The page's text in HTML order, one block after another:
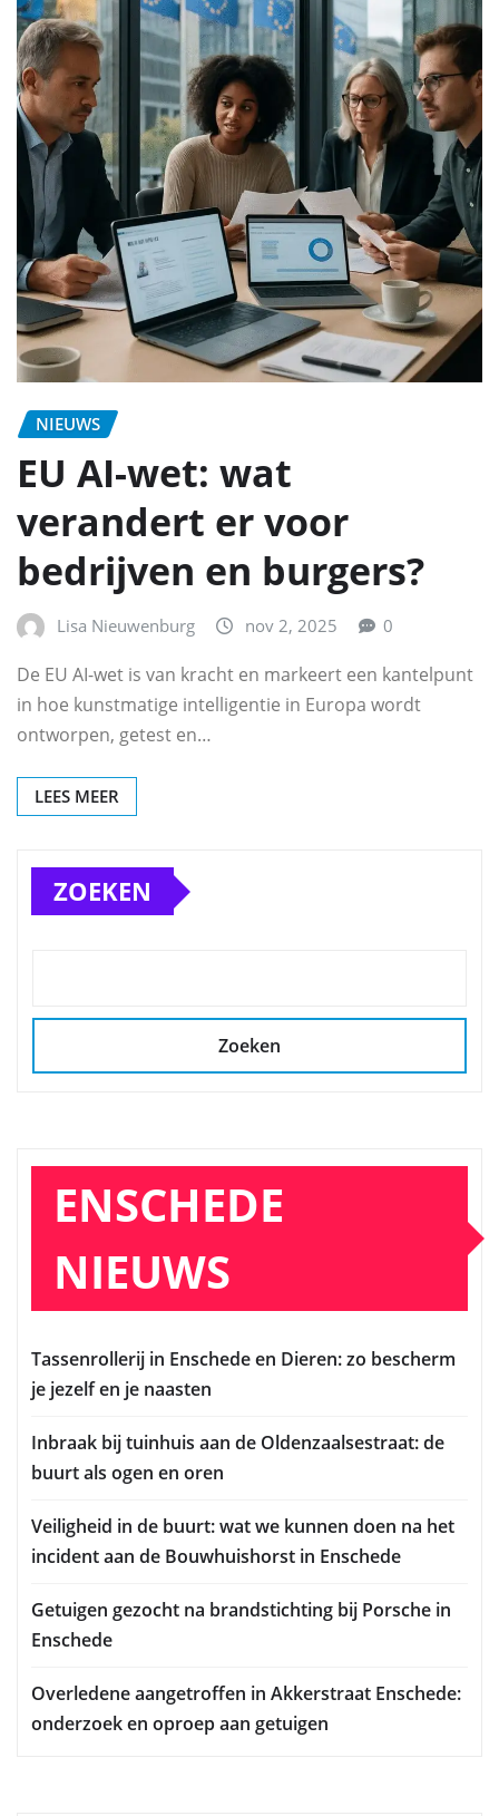
NIEUWS
EU AI-wet: wat
verandert er voor
bedrijven en burgers?
Lisa Nieuwenburg nov 2, 2025 0
De EU AI-wet is van kracht en markeert een kantelpunt
in hoe kunstmatige intelligentie in Europa wordt
ontworpen, getest en…
LEES MEER
ZOEKEN
Zoeken
ENSCHEDE
NIEUWS
Tassenrollerij in Enschede en Dieren: zo bescherm
je jezelf en je naasten
Inbraak bij tuinhuis aan de Oldenzaalsestraat: de
buurt als ogen en oren
Veiligheid in de buurt: wat we kunnen doen na het
incident aan de Bouwhuishorst in Enschede
Getuigen gezocht na brandstichting bij Porsche in
Enschede
Overledene aangetroffen in Akkerstraat Enschede:
onderzoek en oproep aan getuigen